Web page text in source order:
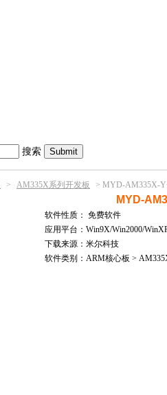
搜索
> AM335X系列开发板 > MYD-AM335X-
MYD-
软件性质： 免费软件
应用平台：Win9X/Win2000/
下载来源：米尔科技
软件类别：ARM核心板 >